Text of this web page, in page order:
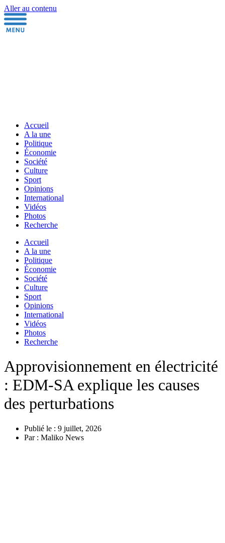
Aller au contenu
Accueil
A la une
Politique
Économie
Société
Culture
Sport
Opinions
International
Vidéos
Photos
Recherche
Accueil
A la une
Politique
Économie
Société
Culture
Sport
Opinions
International
Vidéos
Photos
Recherche
Approvisionnement en électricité
: EDM-SA explique les causes
des perturbations
Publié le : 9 juillet, 2026
Par : Maliko News